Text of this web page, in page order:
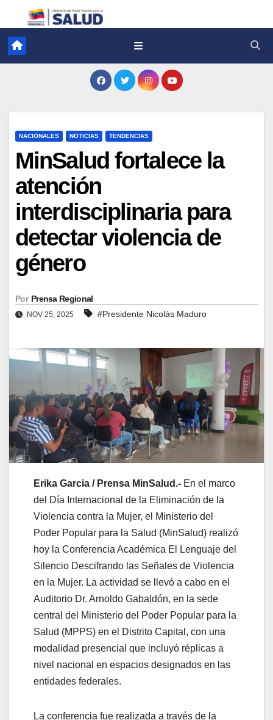
NACIONALES NOTICIAS TENDENCIAS
MinSalud fortalece la
atención
interdisciplinaria para
detectar violencia de
género
Por Prensa Regional
NOV 25, 2025 #Presidente Nicolás Maduro
Erika Garcia / Prensa MinSalud.- En el marco
del Día Internacional de la Eliminación de la
Violencia contra la Mujer, el Ministerio del
Poder Popular para la Salud (MinSalud) realizó
hoy la Conferencia Académica El Lenguaje del
Silencio Descifrando las Señales de Violencia
en la Mujer. La actividad se llevó a cabo en el
Auditorio Dr. Arnoldo Gabaldón, en la sede
central del Ministerio del Poder Popular para la
Salud (MPPS) en el Distrito Capital, con una
modalidad presencial que incluyó réplicas a
nivel nacional en espacios designados en las
entidades federales.
La conferencia fue realizada a través de la